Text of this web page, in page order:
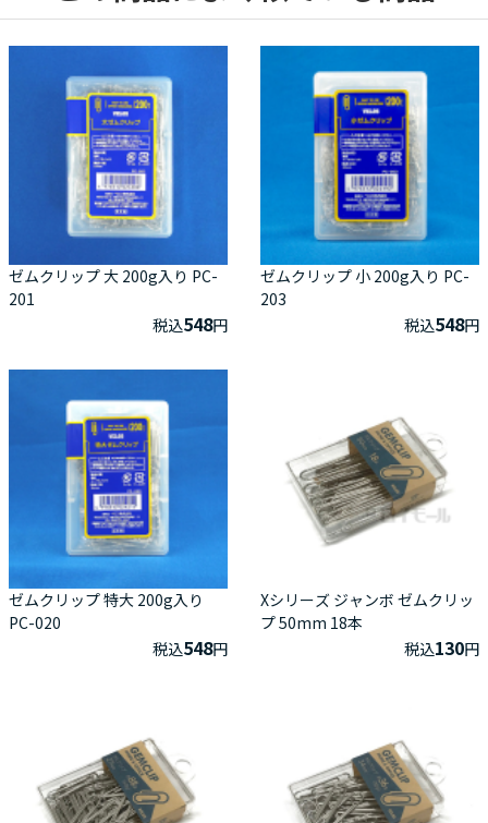
ゼムクリップ 大 200g入り PC-
201
税込548円
ゼムクリップ 小 200g入り PC-
203
税込548円
ゼムクリップ 特大 200g入り
PC-020
税込548円
Xシリーズ ジャンボ ゼムクリッ
プ 50mm 18本
税込130円